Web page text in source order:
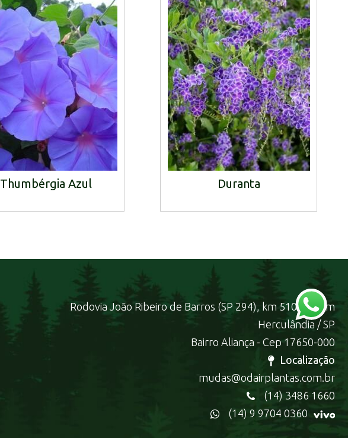
Thumbérgia Azul Duranta
Rodovia João Ribeiro de Barros (SP 294), km 510 + 348m
Herculândia / SP
Bairro Aliança - Cep 17650-000
Localização
mudas@odairplantas.com.br
(14) 3486 1660
(14) 9 9704 0360